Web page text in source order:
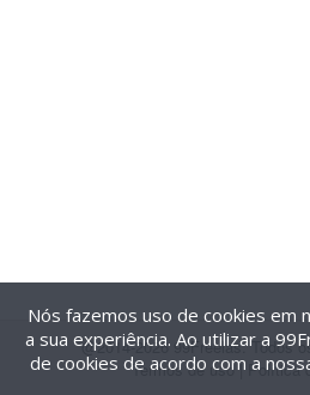
@2014-2026 99Freelas. Todos
Termos de uso| Política
Nós fazemos uso de cookies em
a sua experiência. Ao utilizar a
de cookies de acordo com a